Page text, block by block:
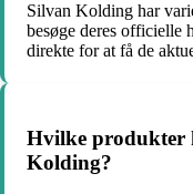
Silvan Kolding har
besøge deres officielle
direkte for at få de
Hvilke produkter
Kolding?